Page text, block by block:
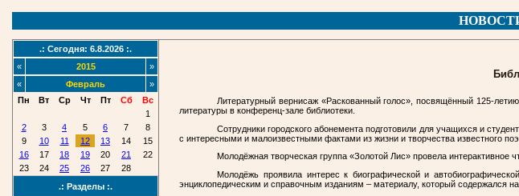
.: Сегодня: 6.8.2026 :.
«
2015
»
«
Февраль
»
Пн
Вт Ср Чт Пт Сб
Вс
1
2
3 4 5 6 7
8
9
10 11 12 13 14
15
16
17 18 19 20 21
22
23
24 25 26 27
28
.: Разделы :.
Литературный вернисаж «Раскованный голос», посвящённый 125-
литературы в конференц-зале библиотеки.
Сотрудники городского абонемента подготовили для учащихся и
с интересными и малоизвестными фактами из жизни и творчества известного
Молодёжная творческая группа «Золотой Лис» провела интерактивное
Молодёжь проявила интерес к биографической и
энциклопедическим и справочным изданиям – материалу, который содержался